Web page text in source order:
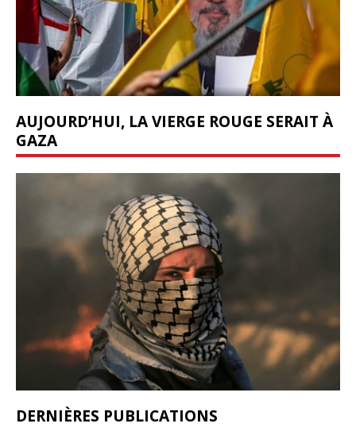
AUJOURD’HUI, LA VIERGE ROUGE SERAIT À
GAZA
DERNIÈRES PUBLICATIONS